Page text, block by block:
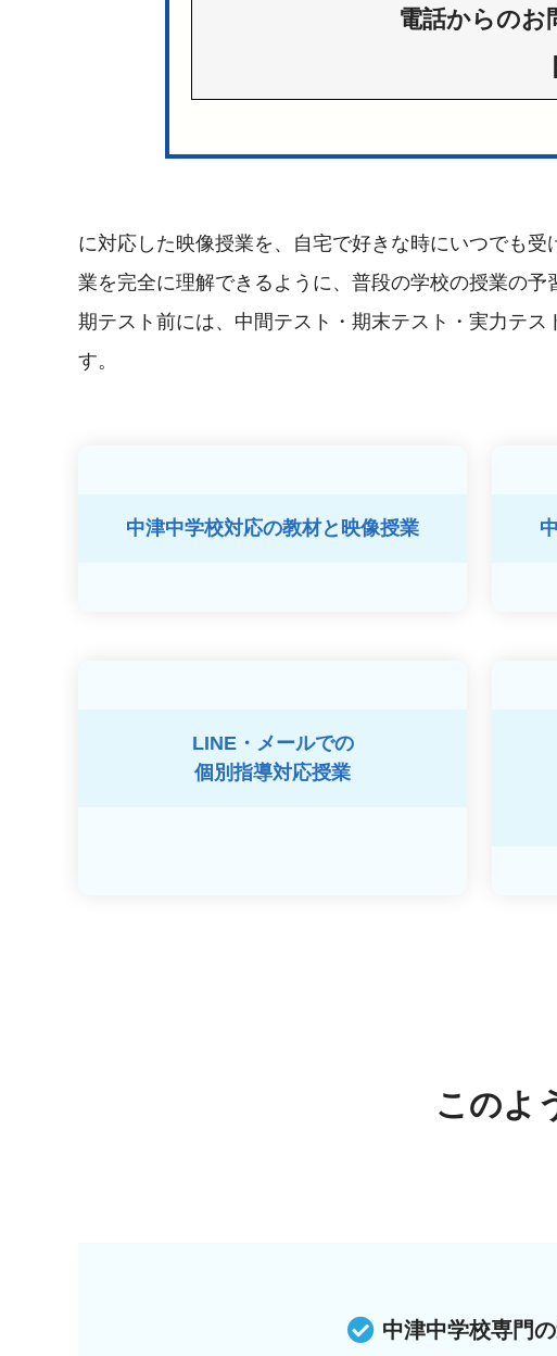
電話からのお
に対応した映像授業を、自宅で好きな時にいつでも
業を完全に理解できるように、普段の学校の授業の
期テスト前には、中間テスト・期末テスト・実力テ
す。
中津中学校対応の教材と映像授業
LINE・メールでの
個別指導対応授業
このよ
中津中学校専門